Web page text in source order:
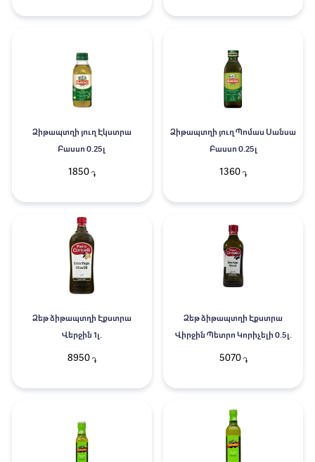
Ձիթապտղի յուղ Էկստրա
Բասսո 0.25լ
1850֏
Ձիթապտղի յուղ Պոմաս Սանսա
Բասսո 0.25լ
1360 ֏
Ձեթ ձիթապտղի Էքստրա
Վերջին 1լ.
8950֏
Ձեթ ձիթապտղի Էքստրա
Վիրջին Պետրո Կորիչելի 0.5լ.
5070֏